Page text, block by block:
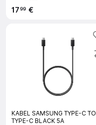
1799 €
KABEL SAMSUNG TYPE-C TO
TYPE-C BLACK 5A